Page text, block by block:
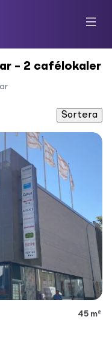
– 2 cafélokaler
Sortera
45 m²